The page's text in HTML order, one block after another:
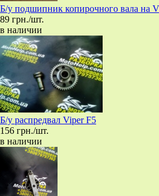
Б/у подшипник копирочного вала на
89 грн./шт.
в наличии
Б/у распредвал Viper F5
156 грн./шт.
в наличии